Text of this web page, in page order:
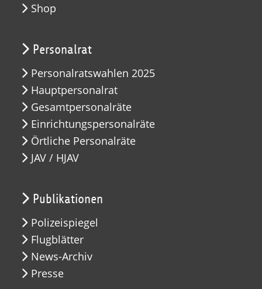
Shop
Personalrat
Personalratswahlen 2025
Hauptpersonalrat
Gesamtpersonalräte
Einrichtungspersonalräte
Örtliche Personalräte
JAV / HJAV
Publikationen
Polizeispiegel
Flugblätter
News-Archiv
Presse